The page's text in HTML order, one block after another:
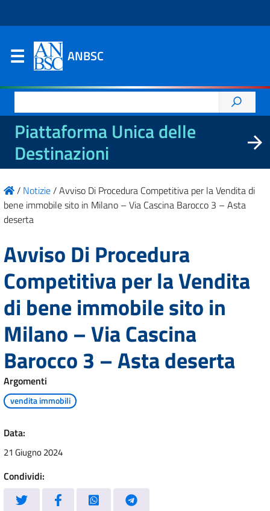
ANBSC
per:
Piattaforma Unica delle
Destinazioni
/ Notizie/Avviso Di Procedura Competitiva per la Vendita di
bene immobile sito in Milano – Via Cascina Barocco 3 – Asta
deserta
Avviso Di Procedura
Competitiva per la Vendita
di bene immobile sito in
Milano – Via Cascina
Barocco 3 – Asta deserta
Argomenti
vendita immobili
Data:
21 Giugno 2024
Condividi: